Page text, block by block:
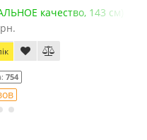
качество, 143 см)
754